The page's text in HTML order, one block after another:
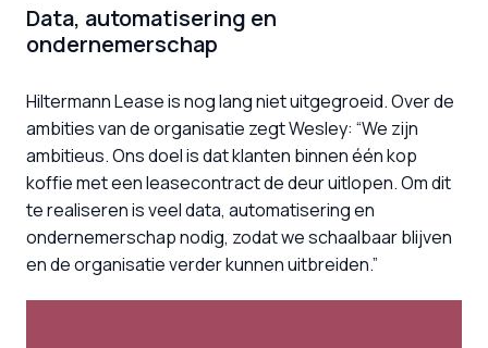
Data, automatisering en
ondernemerschap
Hiltermann Lease is nog lang niet uitgegroeid. Over de
ambities van de organisatie zegt Wesley: “We zijn
ambitieus. Ons doel is dat klanten binnen één kop
koffie met een leasecontract de deur uitlopen. Om dit
te realiseren is veel data, automatisering en
ondernemerschap nodig, zodat we schaalbaar blijven
en de organisatie verder kunnen uitbreiden.”